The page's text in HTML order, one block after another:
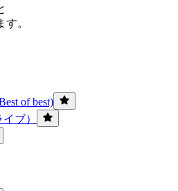
。
of best)
ブ）